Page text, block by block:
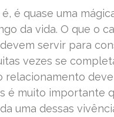
é, é quase uma
da vida. O que o
servir para
vezes se
relacionamento
é muito importante
uma dessas